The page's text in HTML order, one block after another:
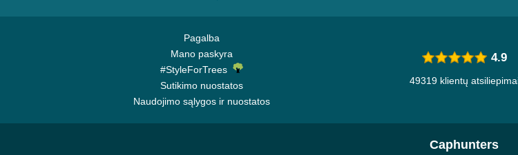
Pagalba
Mano paskyra
#StyleForTrees
Sutikimo nuostatos
Naudojimo sąlygos ir nuostatos
4.9
49319 klientų
Caphunters